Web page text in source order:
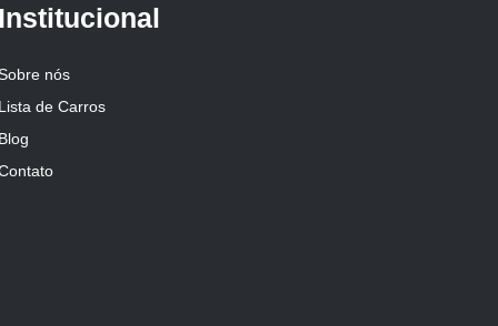
Institucional
nós
Lista de Carros
Blog